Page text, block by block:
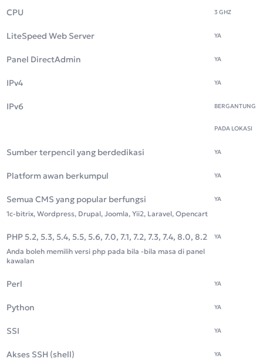
CPU 3 GHZ
LiteSpeed Web Server YA
Panel DirectAdmin YA
IPv4 YA
IPv6 BERGANTUNG
PADA LOKASI
Sumber terpencil yang berdedikasi YA
Platform awan berkumpul YA
Semua CMS yang popular berfungsi
1c-bitrix, Wordpress, Drupal, Joomla, Yii2, Laravel, Opencart
YA
PHP 5.2, 5.3, 5.4, 5.5, 5.6, 7.0, 7.1, 7.2, 7.3, 7.4, 8.0, 8.2
Anda boleh memilih versi php pada bila -bila masa di panel
kawalan
YA
Perl YA
Python YA
SSI YA
Akses SSH (shell) YA